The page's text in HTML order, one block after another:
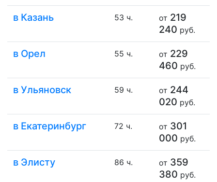
в Казань 53 ч. от 219
240 руб.
в Орел 55 ч. от 229
460 руб.
в Ульяновск 59 ч. от 244
020 руб.
в Екатеринбург 72 ч. от 301
000 руб.
в Элисту 86 ч. от 359
380 руб.